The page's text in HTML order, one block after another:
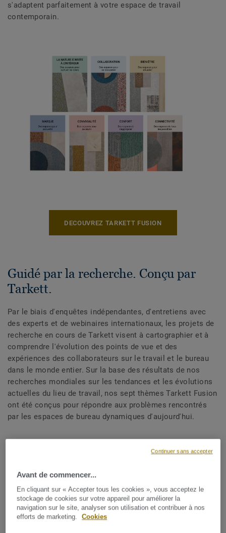
s'adaptent parfaitement à votre espace de travail
contemporain.
DECOUVREZ TARKETT FUSION
Guidé par la recherche. Conçu par
Tarkett.
Par le biais d'enquêtes indépendantes, d'entretiens avec
des experts et de webinaires internationaux, les projets de
recherche en cours de Tarkett visent à cartographier et à
comprendre l'évolution des points de vue et des
expériences des collaborateurs sur le travail et le bureau
dans le monde entier. Sur la base des résultats de nos
recherches mondiales sur les tendances et les évolutions
actuelles du lieu de travail, nos sept thèmes Tarkett Fusion
ont été conçus pour répondre aux problèmes rencontrés
par les espaces de bureau dynamiques d'aujourd'hui.
Avant de commencer...
En cliquant sur « Accepter tous les cookies », vous acceptez le
stockage de cookies sur votre appareil pour améliorer la
navigation sur le site, analyser son utilisation et contribuer à nos
efforts de marketing.
Cookies
Continuer sans accepter